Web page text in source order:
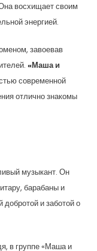
восхищает своим
энергией.
завоевав
«Маша и
современной
отлично знакомы
музыкант. Он
барабаны и
и заботой о
в группе «Маша и